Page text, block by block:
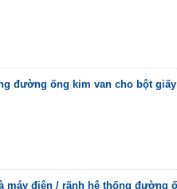
đường ống kim van cho bột
máy điện / rãnh hệ thống đường